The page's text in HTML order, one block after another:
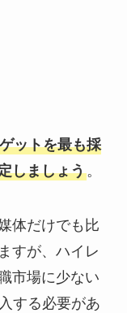
ットを最も採
しましょう。
体だけでも比
すが、ハイレ
市場に少ない
する必要があ